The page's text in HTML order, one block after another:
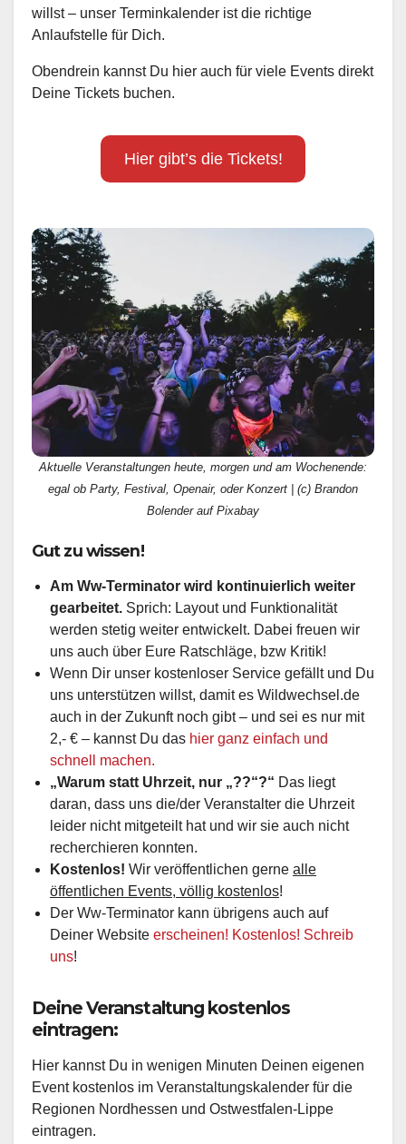
willst – unser Terminkalender ist die richtige
Anlaufstelle für Dich.
Obendrein kannst Du hier auch für viele Events direkt
Deine Tickets buchen.
Hier gibt’s die Tickets!
Aktuelle Veranstaltungen heute, morgen und am Wochenende:
egal ob Party, Festival, Openair, oder Konzert | (c) Brandon
Bolender auf Pixabay
Gut zu wissen!
Am Ww-Terminator wird kontinuierlich weiter
gearbeitet. Sprich: Layout und Funktionalität
werden stetig weiter entwickelt. Dabei freuen wir
uns auch über Eure Ratschläge, bzw Kritik!
Wenn Dir unser kostenloser Service gefällt und Du
uns unterstützen willst, damit es Wildwechsel.de
auch in der Zukunft noch gibt – und sei es nur mit
2,- € – kannst Du das hier ganz einfach und
schnell machen.
„Warum statt Uhrzeit, nur „??“?“ Das liegt
daran, dass uns die/der Veranstalter die Uhrzeit
leider nicht mitgeteilt hat und wir sie auch nicht
recherchieren konnten.
Kostenlos! Wir veröffentlichen gerne alle
öffentlichen Events, völlig kostenlos!
Der Ww-Terminator kann übrigens auch auf
Deiner Website erscheinen! Kostenlos! Schreib
uns!
Deine Veranstaltung kostenlos
eintragen:
Hier kannst Du in wenigen Minuten Deinen eigenen
Event kostenlos im Veranstaltungskalender für die
Regionen Nordhessen und Ostwestfalen-Lippe
eintragen.